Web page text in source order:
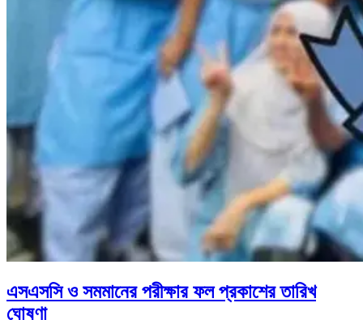
এসএসসি ও সমমানের পরীক্ষার ফল প্রকাশের তারিখ
ঘোষণা